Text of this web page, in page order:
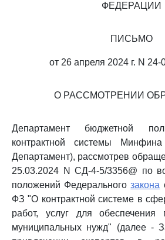
ФЕДЕРАЦИИ
ПИСЬМО
от 26 апреля 2024 г. N 24-
О РАССМОТРЕНИИ
Департамент бюджетной
контрактной системы
Департамент), рассмотрев
25.03.2024 N СД-4-5/3356@ по
положений Федеральногозакона
ФЗ "О контрактной системе в
работ, услуг для обеспечения
муниципальных нужд" (далее -